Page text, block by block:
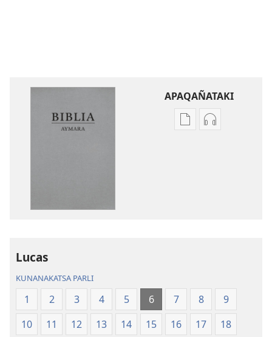
APAQAÑATAKI
Aka
Aka
Lucas
KUNANAKATSA PARLI
1 2 3 4 5 6 7 8
9
10
11 12 13 14 15 16 17
18